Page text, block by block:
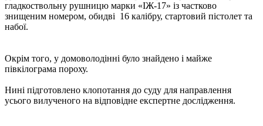
гладкоствольну рушницю марки «ІЖ-17» із частково
знищеним номером, обидві 16 калібру, стартовий пістолет та
набої.
Окрім того, у домоволодінні було знайдено і майже
півкілограма пороху.
Нині підготовлено клопотання до суду для направлення
усього вилученого на відповідне експертне дослідження.